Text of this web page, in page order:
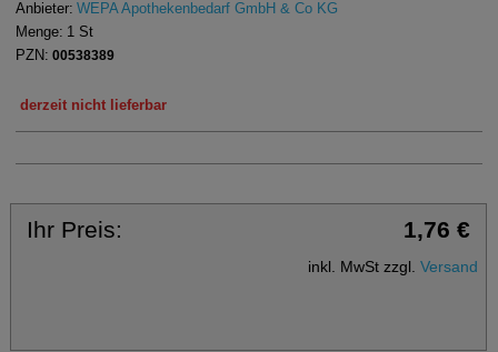
Anbieter: WEPA Apothekenbedarf GmbH & Co KG
Menge: 1 St
PZN: 00538389
derzeit nicht lieferbar
Ihr Preis: 1,76 €
inkl. MwSt zzgl.Versand